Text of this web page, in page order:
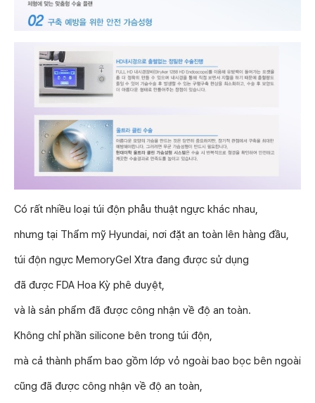
Có rất nhiều loại túi độn phẫu thuật ngực khác nhau,
nhưng tại Thẩm mỹ Hyundai, nơi đặt an toàn lên hàng đầu,
túi độn ngực MemoryGel Xtra đang được sử dụng
đã được FDA Hoa Kỳ phê duyệt,
và là sản phẩm đã được công nhận về độ an toàn.
Không chỉ phần silicone bên trong túi độn,
mà cả thành phẩm bao gồm lớp vỏ ngoài bao bọc bên ngoài
cũng đã được công nhận về độ an toàn,